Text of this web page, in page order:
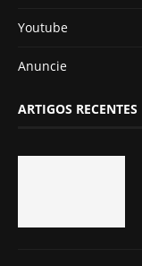
Youtube
Anuncie
ARTIGOS RECENTES